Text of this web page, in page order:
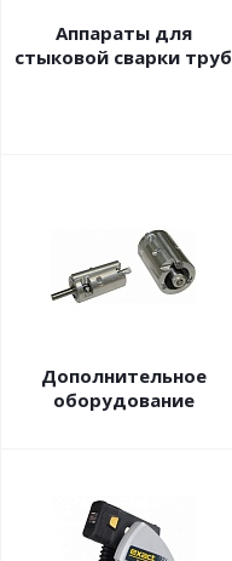
Аппараты для
стыковой сварки труб
Дополнительное
оборудование